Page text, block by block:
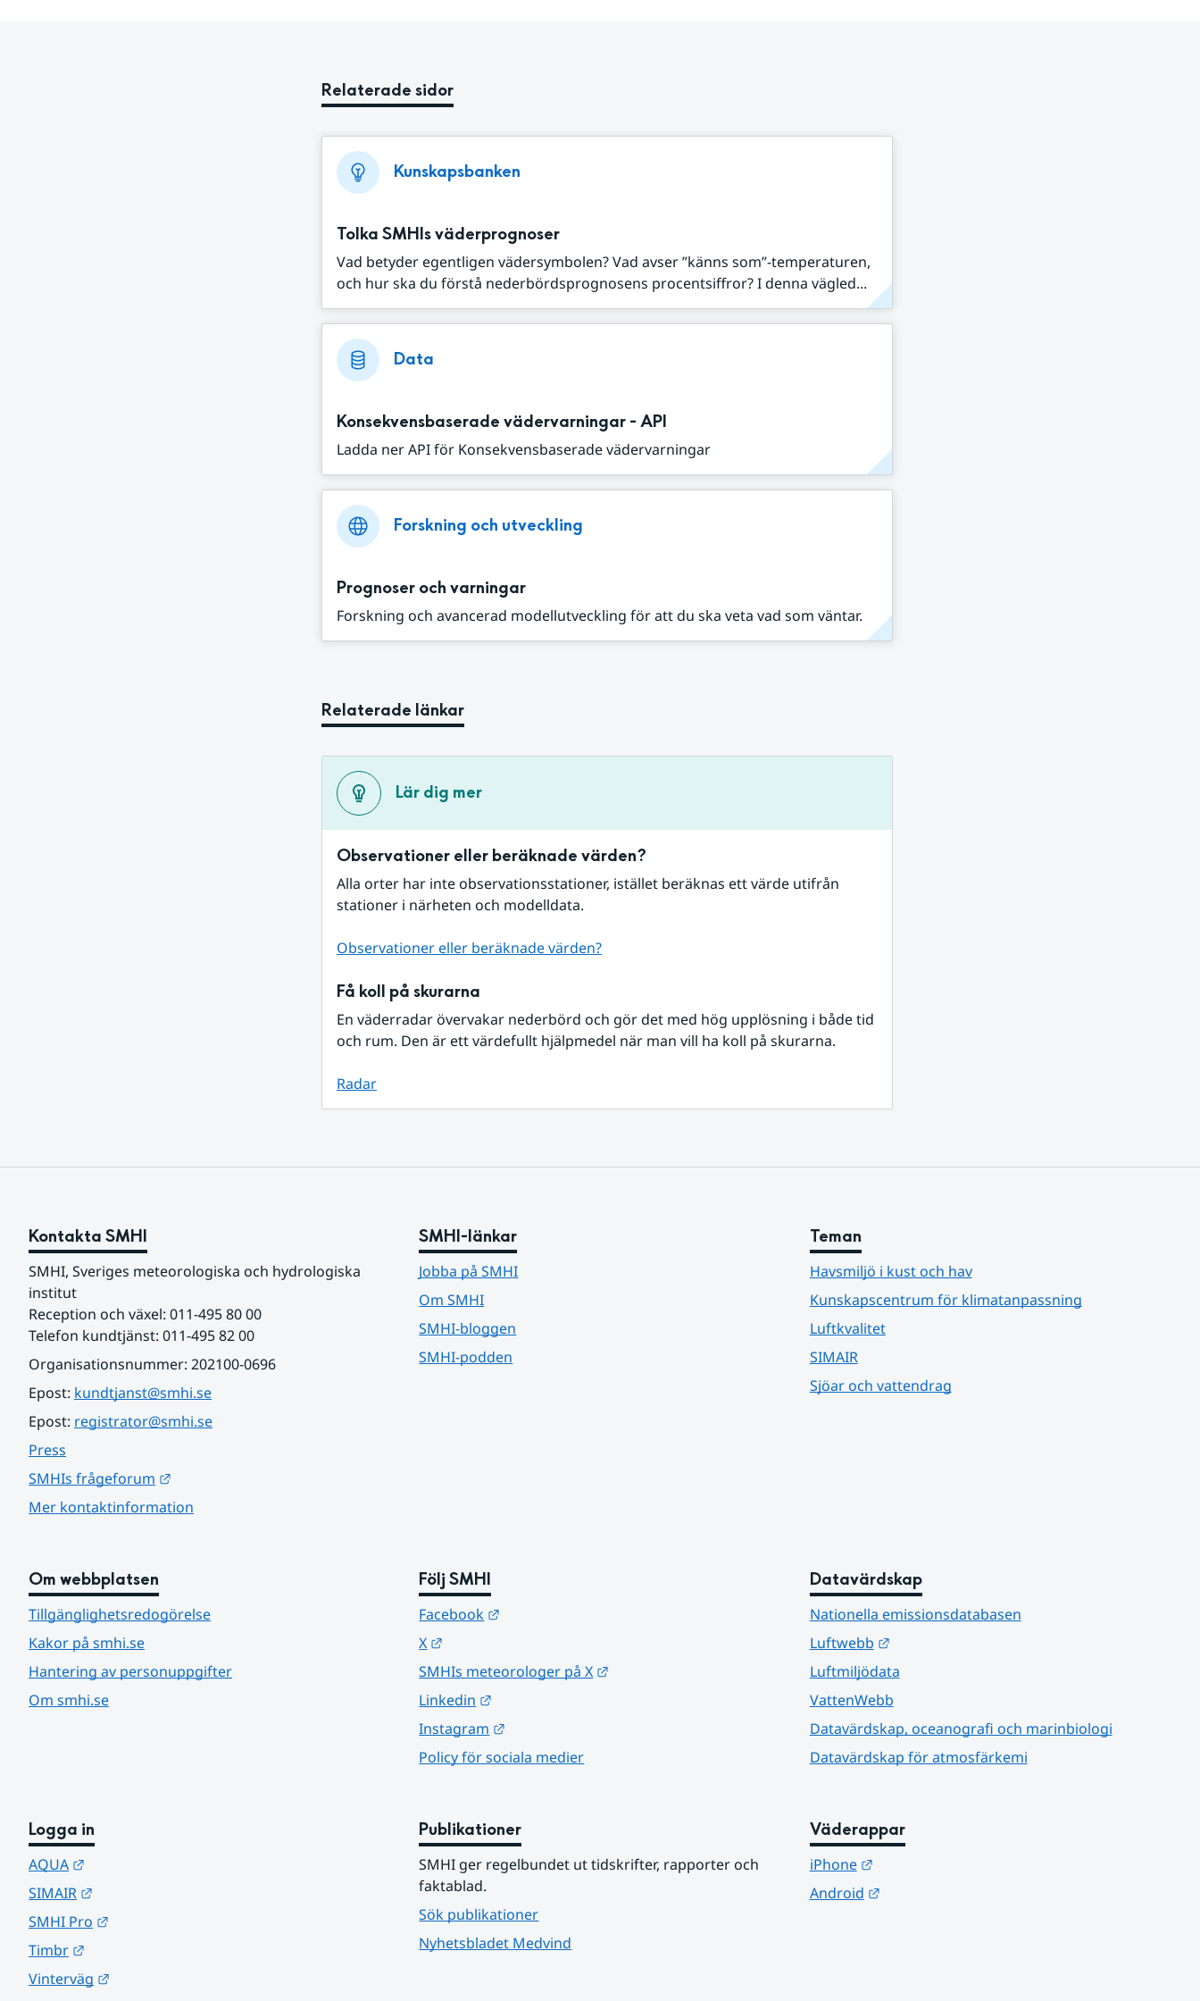
Relaterade sidor
Kunskapsbanken
Tolka SMHIs väderprognoser
Vad betyder egentligen vädersymbolen? Vad avser ”känns som”-temperaturen,
och hur ska du förstå nederbördsprognosens procentsiffror? I denna vägled...
Data
Konsekvensbaserade vädervarningar - API
Ladda ner API för Konsekvensbaserade vädervarningar
Forskning och utveckling
Prognoser och varningar
Forskning och avancerad modellutveckling för att du ska veta vad som väntar.
Relaterade länkar
Lär dig mer
Observationer eller beräknade värden?
Alla orter har inte observationsstationer, istället beräknas ett värde utifrån
stationer i närheten och modelldata.
Observationer eller beräknade värden?
Få koll på skurarna
En väderradar övervakar nederbörd och gör det med hög upplösning i både tid
och rum. Den är ett värdefullt hjälpmedel när man vill ha koll på skurarna.
Radar
Kontakta SMHI
SMHI, Sveriges meteorologiska och hydrologiska
institut
Reception och växel: 011-495 80 00
Telefon kundtjänst: 011-495 82 00
Organisationsnummer: 202100-0696
Epost: kundtjanst@smhi.se
Epost: registrator@smhi.se
Press
SMHIs frågeforum
Mer kontaktinformation
SMHI-länkar
Jobba på SMHI
Om SMHI
SMHI-bloggen
SMHI-podden
Teman
Havsmiljö i kust och hav
Kunskapscentrum för klimatanpassning
Luftkvalitet
SIMAIR
Sjöar och vattendrag
Om webbplatsen
Tillgänglighetsredogörelse
Kakor på smhi.se
Hantering av personuppgifter
Om smhi.se
Följ SMHI
Facebook
X
SMHIs meteorologer på X
Linkedin
Instagram
Policy för sociala medier
Datavärdskap
Nationella emissionsdatabasen
Luftwebb
Länk till annan webbplats.
Luftmiljödata
VattenWebb
Datavärdskap, oceanografi och marinbiologi
Datavärdskap för atmosfärkemi
Logga in
AQUA
SIMAIR
SMHI Pro
Timbr
Vinterväg
Publikationer
SMHI ger regelbundet ut tidskrifter, rapporter och
faktablad.
Sök publikationer
Nyhetsbladet Medvind
Väderappar
iPhone
Länk till annan webbplats.
Android
Länk till annan webbplats.